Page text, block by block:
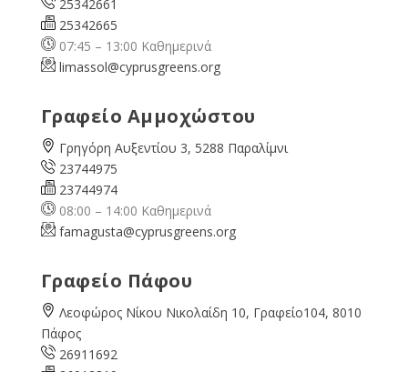
25342661
25342665
07:45 – 13:00 Καθημερινά
limassol@cyprusgreens.org
Γραφείο Αμμοχώστου
Γρηγόρη Αυξεντίου 3, 5288 Παραλίμνι
23744975
23744974
08:00 – 14:00 Καθημερινά
famagusta@cyprusgreens.org
Γραφείο Πάφου
Λεοφώρος Νίκου Νικολαίδη 10, Γραφείο104, 8010
Πάφος
26911692